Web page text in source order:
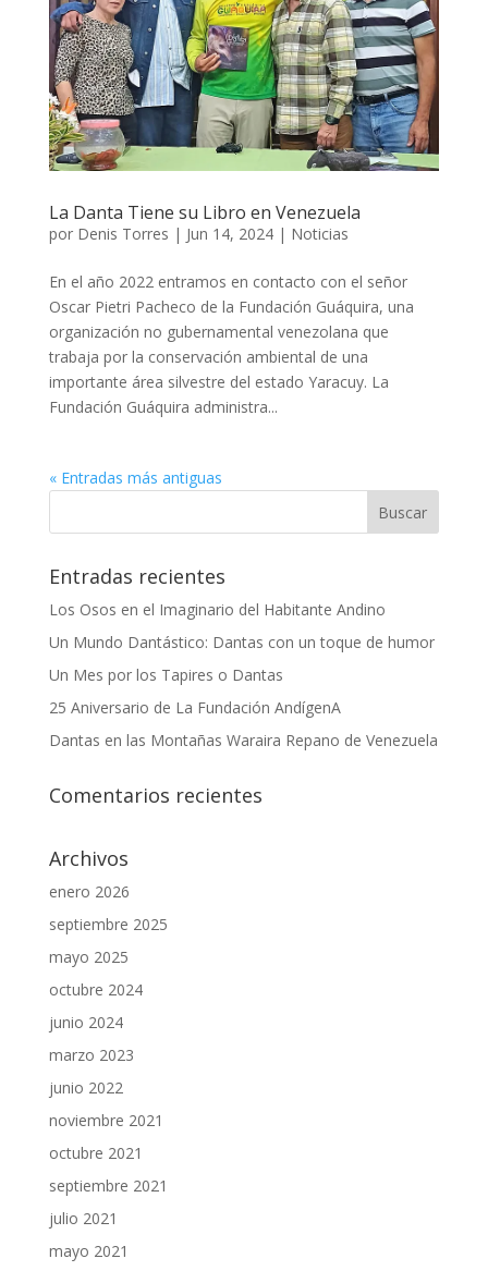
La Danta Tiene su Libro en Venezuela
por Denis Torres | Jun 14, 2024| Noticias
En el año 2022 entramos en contacto con el señor
Oscar Pietri Pacheco de la Fundación Guáquira, una
organización no gubernamental venezolana que
trabaja por la conservación ambiental de una
importante área silvestre del estado Yaracuy. La
Fundación Guáquira administra...
« Entradas más antiguas
Entradas recientes
Los Osos en el Imaginario del Habitante Andino
Un Mundo Dantástico: Dantas con un toque de humor
Un Mes por los Tapires o Dantas
25 Aniversario de La Fundación AndígenA
Dantas en las Montañas Waraira Repano de Venezuela
Comentarios recientes
Archivos
enero 2026
septiembre 2025
mayo 2025
octubre 2024
junio 2024
marzo 2023
junio 2022
noviembre 2021
octubre 2021
septiembre 2021
julio 2021
mayo 2021